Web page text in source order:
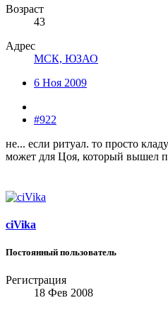
Возраст
43
Адрес
МСК, ЮЗАО
6 Ноя 2009
#922
не... если ритуал. то просто
может для Цоя, который вышел
ciVika
Постоянный пользователь
Регистрация
18 Фев 2008